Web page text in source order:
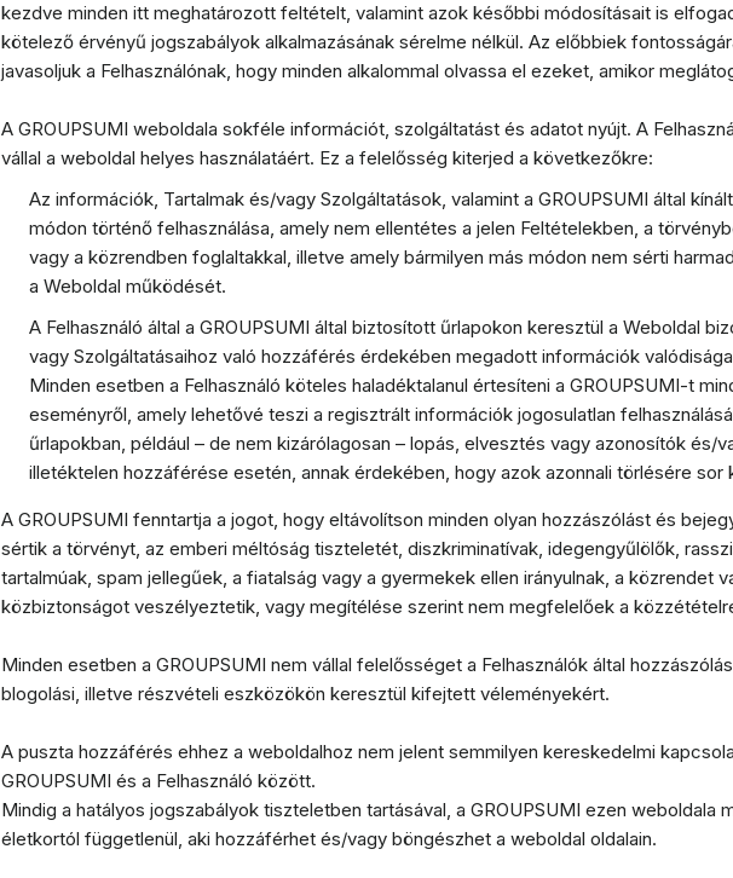
kezdve minden itt meghatározott feltételt, valamint azok későbbi módosításait is
kötelező érvényű jogszabályok alkalmazásának sérelme nélkül. Az előbbiek
javasoljuk a Felhasználónak, hogy minden alkalommal olvassa el ezeket, amikor
A GROUPSUMI weboldala sokféle információt, szolgáltatást és adatot nyújt. A
vállal a weboldal helyes használatáért. Ez a felelősség kiterjed a következőkre:
Az információk, Tartalmak és/vagy Szolgáltatások, valamint a GROUPSUMI által
módon történő felhasználása, amely nem ellentétes a jelen Feltételekben, a
vagy a közrendben foglaltakkal, illetve amely bármilyen más módon nem sérti
a Weboldal működését.
A Felhasználó által a GROUPSUMI által biztosított űrlapokon keresztül a Weboldal
vagy Szolgáltatásaihoz való hozzáférés érdekében megadott információk
Minden esetben a Felhasználó köteles haladéktalanul értesíteni a GROUPSUMI-t
eseményről, amely lehetővé teszi a regisztrált információk jogosulatlan
űrlapokban, például – de nem kizárólagosan – lopás, elvesztés vagy azonosítók és/
illetéktelen hozzáférése esetén, annak érdekében, hogy azok azonnali törlésére sor
A GROUPSUMI fenntartja a jogot, hogy eltávolítson minden olyan hozzászólást és
sértik a törvényt, az emberi méltóság tiszteletét, diszkriminatívak, idegengyűlölők,
tartalmúak, spam jellegűek, a fiatalság vagy a gyermekek ellen irányulnak, a közrendet
közbiztonságot veszélyeztetik, vagy megítélése szerint nem megfelelőek a
Minden esetben a GROUPSUMI nem vállal felelősséget a Felhasználók által
blogolási, illetve részvételi eszközökön keresztül kifejtett véleményekért.
A puszta hozzáférés ehhez a weboldalhoz nem jelent semmilyen kereskedelmi
GROUPSUMI és a Felhasználó között.
Mindig a hatályos jogszabályok tiszteletben tartásával, a GROUPSUMI ezen weboldala
életkortól függetlenül, aki hozzáférhet és/vagy böngészhet a weboldal oldalain.